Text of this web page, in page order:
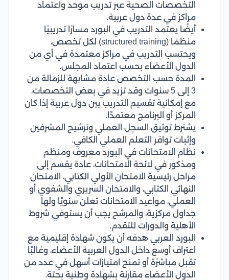
التخصصات الصحية عبر تدريب موحد واعتماد
مراكز في عدة دول عربية.
أيضًا يعتمد التدريب في البورد مسارًا تدريبيًا
منظمًا (structured training) لكل تخصص،
ويحتسب التدريب في مراكز معتمدة في أي من
الدول الأعضاء بحسب اعتماد المجلس.
المدة حسب التخصص عادة مشابهة للزمالة من
3 إلى 5 سنوات وقد تزيد في بعض التخصصات،
مع إمكانية تقسيم التدريب بين دول عربية إذا كان
المركز أو البرنامج معتمدًا.
يشترط توثيق السجل العملي وترشيح المشرفين
وإثبات توافر التعلم العملي الكافي.
نظام الامتحانات في البورد معروف ومنظم
ومذكور في لائحة الامتحانات، عادة يقسم إلى
مراحل رئيسية الامتحان الأولي الكتابي، الامتحان
النهائي الكتابي، والامتحان السريري والشفوي أو
العملي، مواعيد الامتحانات تعلن سنويًا ولها
جداول مركزية، والمرشح يجب أن يستوفي شروط
الأهلية والدورات للتقدم.
البورد العربي هدفه أن يكون شهادة إقليمية مع
اعتراف أوسع داخل الدول العربية الأعضاء، وغالبًا
تقبل مباشرًة أو تمنح امتيازات أسهل في عدد من
الدول الأعضاء مقارنة بشهادة وطنية بحتة.